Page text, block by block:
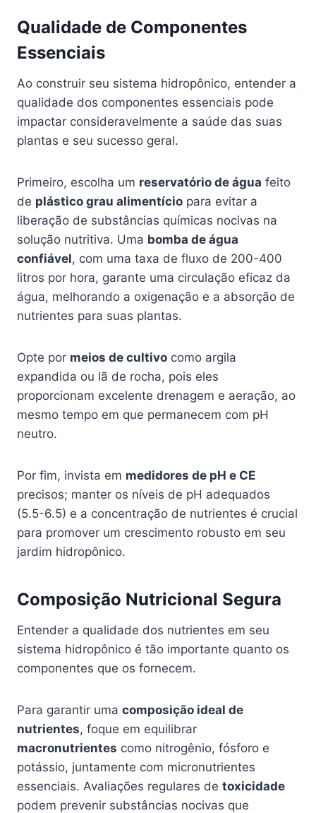
Qualidade de Componentes
Essenciais
Ao construir seu sistema hidropônico, entender a
qualidade dos componentes essenciais pode
impactar consideravelmente a saúde das suas
plantas e seu sucesso geral.
Primeiro, escolha um reservatório de água feito
de plástico grau alimentício para evitar a
liberação de substâncias químicas nocivas na
solução nutritiva. Uma bomba de água
confiável, com uma taxa de fluxo de 200-400
litros por hora, garante uma circulação eficaz da
água, melhorando a oxigenação e a absorção de
nutrientes para suas plantas.
Opte por meios de cultivo como argila
expandida ou lã de rocha, pois eles
proporcionam excelente drenagem e aeração, ao
mesmo tempo em que permanecem com pH
neutro.
Por fim, invista em medidores de pH e CE
precisos; manter os níveis de pH adequados
(5.5-6.5) e a concentração de nutrientes é crucial
para promover um crescimento robusto em seu
jardim hidropônico.
Composição Nutricional Segura
Entender a qualidade dos nutrientes em seu
sistema hidropônico é tão importante quanto os
componentes que os fornecem.
Para garantir uma composição ideal de
nutrientes, foque em equilibrar
macronutrientes como nitrogênio, fósforo e
potássio, juntamente com micronutrientes
essenciais. Avaliações regulares de toxicidade
podem prevenir substâncias nocivas que